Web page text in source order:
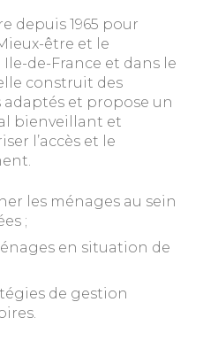
depuis 1965 pour
être et le
de-France et dans le
construit des
et propose un
bienveillant et
l’accès et le
les ménages au sein
;
en situation de
de gestion